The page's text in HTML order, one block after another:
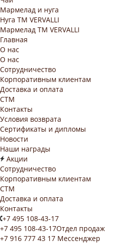
Мармелад и нуга
Нуга ТМ VERVALLI
Мармелад ТМ VERVALLI
Главная
О нас
О нас
Сотрудничество
Корпоративным клиентам
Доставка и оплата
СТМ
Контакты
Условия возврата
Сертификаты и дипломы
Новости
Наши награды
Акции
Сотрудничество
Корпоративным клиентам
СТМ
Доставка и оплата
Контакты
+7 495 108-43-17
+7 495 108-43-17Отдел продаж
+7 916 777 43 17 Мессенджер